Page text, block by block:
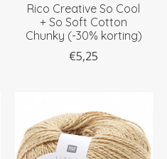
Rico Creative So Cool
+ So Soft Cotton
Chunky (-30% korting)
€5,25